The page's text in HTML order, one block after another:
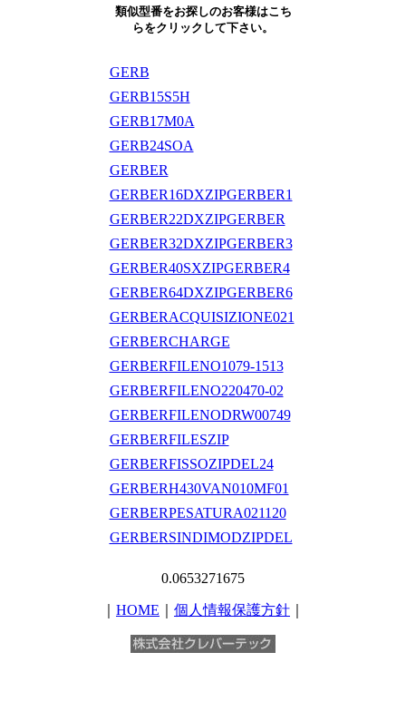
類似型番をお探しのお客様はこち
らをクリックして下さい。
GERB
GERB15S5H
GERB17M0A
GERB24SOA
GERBER
GERBER16DXZIPGERBER1
GERBER22DXZIPGERBER
GERBER32DXZIPGERBER3
GERBER40SXZIPGERBER4
GERBER64DXZIPGERBER6
GERBERACQUISIZIONE021
GERBERCHARGE
GERBERFILENO1079-1513
GERBERFILENO220470-02
GERBERFILENODRW00749
GERBERFILESZIP
GERBERFISSOZIPDEL24
GERBERH430VAN010MF01
GERBERPESATURA021120
GERBERSINDIMODZIPDEL
0.0653271675
HOME 個人情報保護方針